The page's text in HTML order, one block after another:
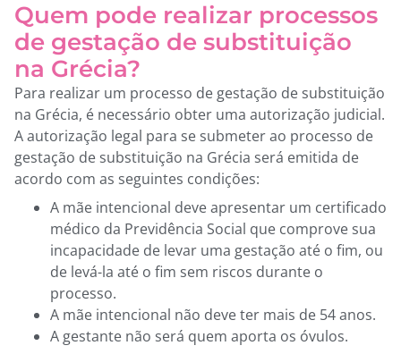
Quem pode realizar processos
de gestação de substituição
na Grécia?
Para realizar um processo de gestação de substituição
na Grécia, é necessário obter uma autorização judicial.
A autorização legal para se submeter ao processo de
gestação de substituição na Grécia será emitida de
acordo com as seguintes condições:
A mãe intencional deve apresentar um certificado
médico da Previdência Social que comprove sua
incapacidade de levar uma gestação até o fim, ou
de levá-la até o fim sem riscos durante o
processo.
A mãe intencional não deve ter mais de 54 anos.
A gestante não será quem aporta os óvulos.